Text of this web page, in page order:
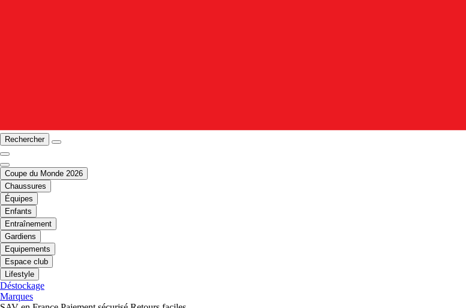
Rechercher
Coupe du Monde 2026
Chaussures
Équipes
Enfants
Entraînement
Gardiens
Equipements
Espace club
Lifestyle
Déstockage
Marques